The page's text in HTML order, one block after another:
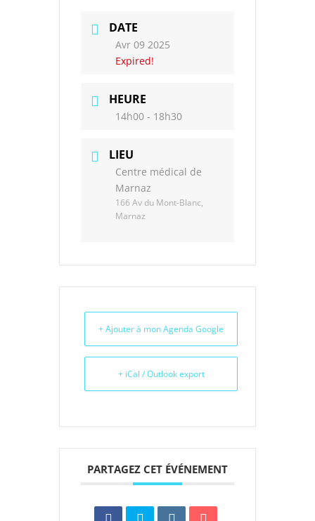
DATE
Avr 09 2025
Expired!
HEURE
14h00 - 18h30
LIEU
Centre médical de
Marnaz
166 Av du Mont-Blanc,
Marnaz
+ Ajouter à mon Agenda Google
+ iCal / Outlook export
PARTAGEZ CET ÉVÉNEMENT